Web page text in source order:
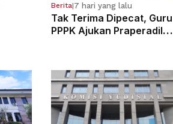
Berita|7 hari yang lalu
Tak Terima Dipecat, Guru
PPPK Ajukan Praperadilan